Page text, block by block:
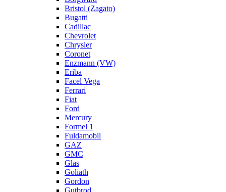
Bristol (Zagato)
Bugatti
Cadillac
Chevrolet
Chrysler
Coronet
Enzmann (VW)
Eriba
Facel Vega
Ferrari
Fiat
Ford
Mercury
Formel 1
Fuldamobil
GAZ
GMC
Glas
Goliath
Gordon
Gutbrod